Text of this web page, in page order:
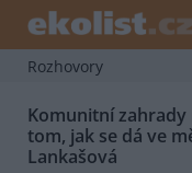
Rozhovory
Komunitní zahrady
tom, jak se dá ve
Lankašová